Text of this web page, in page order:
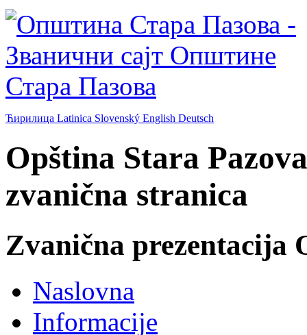
Ћирилица Latinica Slovenský English Deutsch
Opština Stara
zvanična stranica
Zvanična prezentacija
Naslovna
Informacije